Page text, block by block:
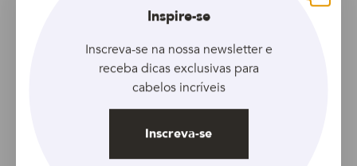
Cabelo afro masculino:
ARTIGO
Volume do cabelo afro
Fechar
Inspire-se
Inscreva-se na nossa newsletter e
receba dicas exclusivas para
cabelos incríveis
Inscreva-se